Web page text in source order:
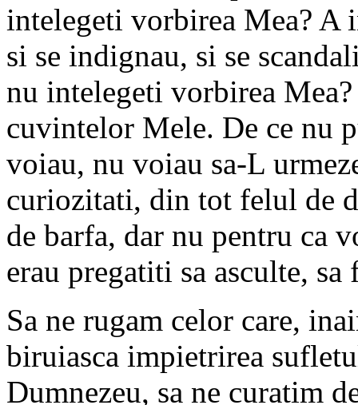
intelegeti vorbirea Mea? A
si se indignau, si se
nu intelegeti vorbirea
cuvintelor Mele. De ce nu
voiau, nu voiau sa-L
curiozitati, din tot felul de
de barfa, dar nu pentru ca
erau pregatiti sa asculte, sa
Sa ne rugam celor care,
biruiasca impietrirea
Dumnezeu, sa ne curatim